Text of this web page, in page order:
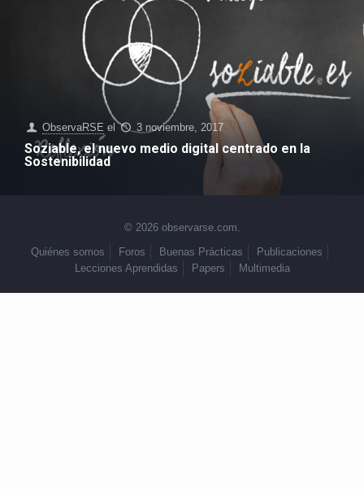
ObservaRSE el 3 noviembre, 2017
Soziable, el nuevo medio digital centrado en la
Sostenibilidad
© 2026 observarse.com.
Quiénes somos
Foros Buenas Prácticas
Publicaciones
Lecciones Aprendidas
Papers Multimedia